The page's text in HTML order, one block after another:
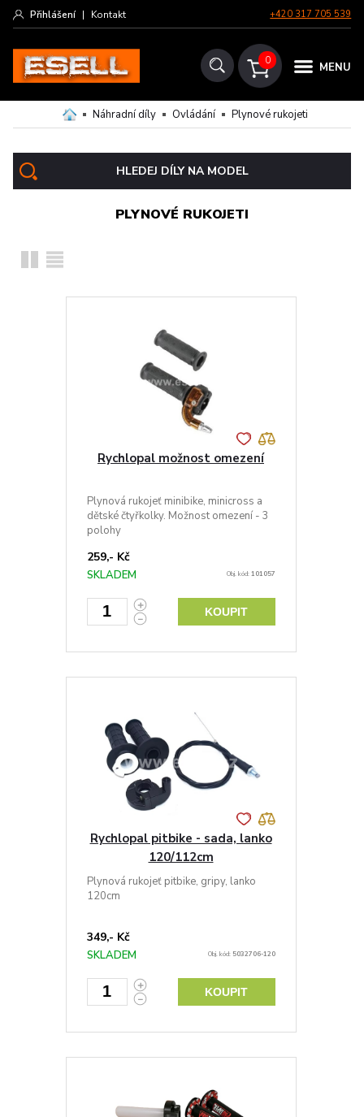
+420 317 705 539
Přihlášení | Kontakt
MENU
0
Náhradní díly Ovládání Plynové rukojeti
HLEDEJ DÍLY NA MODEL
PLYNOVÉ RUKOJETI
Rychlopal možnost omezení
Plynová rukojeť minibike, minicross a
dětské čtyřkolky. Možnost omezení - 3
polohy
259,- Kč
SKLADEM Obj. kód:101057
KOUPIT
Rychlopal pitbike - sada, lanko
120/112cm
Plynová rukojeť pitbike, gripy, lanko
120cm
349,- Kč
SKLADEM Obj. kód: 5032706-120
KOUPIT